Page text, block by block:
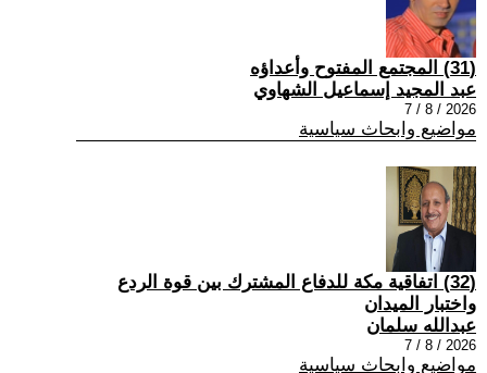
(31) المجتمع المفتوح وأعداؤه
عبد المجيد إسماعيل الشهاوي
2026 / 8 / 7
مواضيع وابحاث سياسية
(32) اتفاقية مكة للدفاع المشترك بين قوة الردع
واختبار الميدان
عبدالله سلمان
2026 / 8 / 7
مواضيع وابحاث سياسية